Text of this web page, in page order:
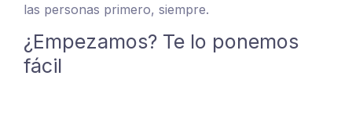
las personas primero, siempre.
¿Empezamos? Te lo ponemos
fácil